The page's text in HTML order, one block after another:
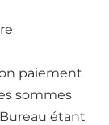
paiement
sommes
étant